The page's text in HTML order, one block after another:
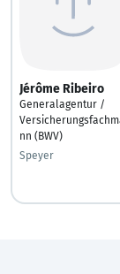
Jérôme Ribeiro
Generalagentur /
nn (BWV)
Speyer